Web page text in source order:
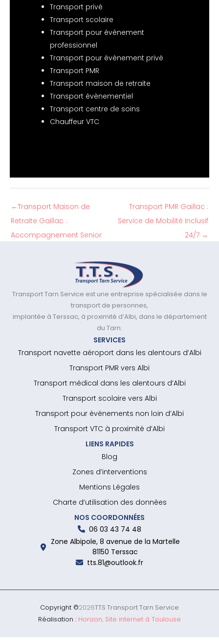
Transport privé
Transport scolaire
Transport pour évènement
professionnel
Transport pour évènement privé
Transport PMR
Transport maison de retraite
Transport évènementiel
Transport centre de soins
Chauffeur VTC
←Transport Maison de
Retraite Gaillac :
Accompagnement Senior
Transport PMR Gaillac :
Service de Mobilité Inclusif
24/7 →
Transport Tarn Service est une entreprise spécialisée dans le
transport de personnes,
implantée à Terssac, à proximité d’Albi, dans le département
du Tarn.
SERVICES
Transport navette aéroport dans les alentours d’Albi
Transport PMR vers Albi
Transport médical dans les alentours d’Albi
Transport scolaire vers Albi
Transport pour événements non loin d’Albi
Transport VTC à proximité d’Albi
LIENS RAPIDES
Blog
Zones d’interventions
Mentions Légales
Charte d’utilisation des données
NOS COORDONNÉES
06 03 43 74 48
Zone Albipole, 8 avenue de la Martelle
81150 Terssac
tts.81@outlook.fr
Copyright ©2026TTS Transport Tarn Service
Réalisation : Horizon, Site internet à Toulouse